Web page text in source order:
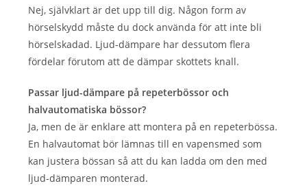
Nej, självklart är det upp till dig. Någon form av
hörselskydd måste du dock använda för att inte bli
hörselskadad. Ljud-dämpare har dessutom flera
fördelar förutom att de dämpar skottets knall.
Passar ljud-dämpare på repeterbössor och
halvautomatiska bössor?
Ja, men de är enklare att montera på en repeterbössa.
En halvautomat bör lämnas till en vapensmed som
kan justera bössan så att du kan ladda om den med
ljud-dämparen monterad.